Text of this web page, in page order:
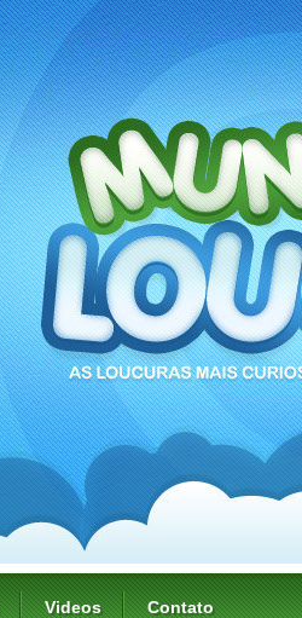
Videos Contato